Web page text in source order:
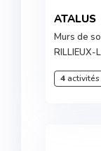
ATALUS
Murs de
RILLIEUX-
4